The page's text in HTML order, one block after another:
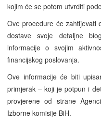
kojim će se potom utvrditi
Ove procedure će zahtijevati
dostave svoje detaljne
informacije o svojim
financijskog poslovanja.
Ove informacije će biti
primjerak – koji je potpun i
provjerene od strane
Izborne komisije BiH.